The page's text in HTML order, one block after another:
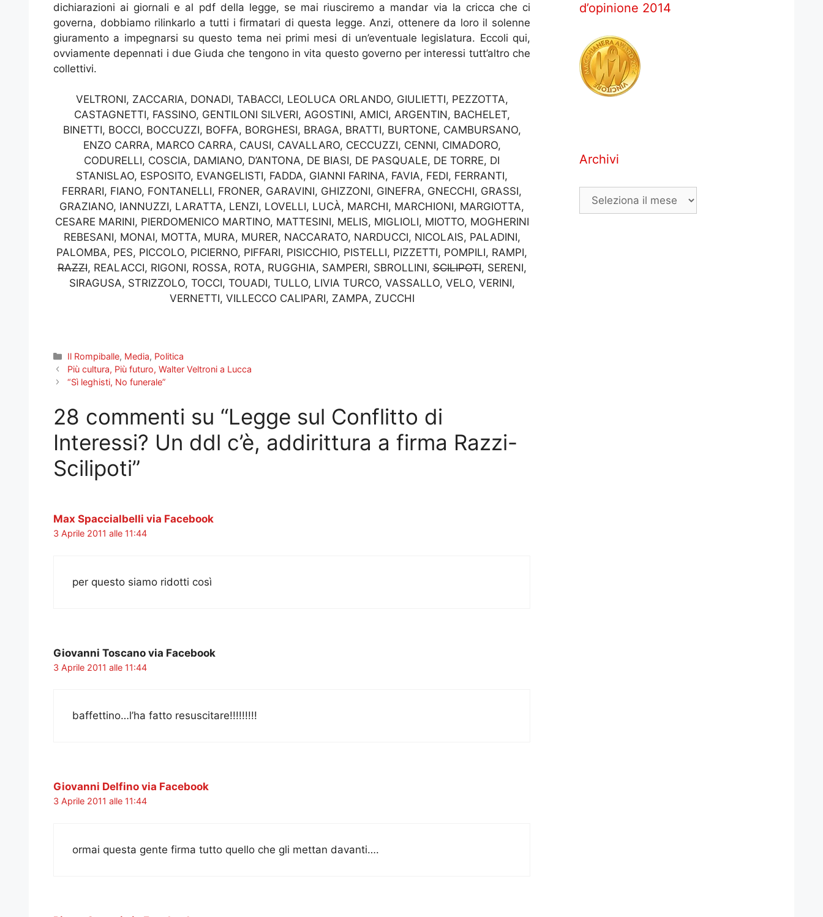
dichiarazioni ai giornali e al pdf della legge, se mai riusciremo a mandar via la cricca che ci
governa, dobbiamo rilinkarlo a tutti i firmatari di questa legge. Anzi, ottenere da loro il solenne
giuramento a impegnarsi su questo tema nei primi mesi di un’eventuale legislatura. Eccoli qui,
ovviamente depennati i due Giuda che tengono in vita questo governo per interessi tutt’altro che
collettivi.
VELTRONI, ZACCARIA, DONADI, TABACCI, LEOLUCA ORLANDO, GIULIETTI, PEZZOTTA,
CASTAGNETTI, FASSINO, GENTILONI SILVERI, AGOSTINI, AMICI, ARGENTIN, BACHELET,
BINETTI, BOCCI, BOCCUZZI, BOFFA, BORGHESI, BRAGA, BRATTI, BURTONE, CAMBURSANO,
ENZO CARRA, MARCO CARRA, CAUSI, CAVALLARO, CECCUZZI, CENNI, CIMADORO,
CODURELLI, COSCIA, DAMIANO, D’ANTONA, DE BIASI, DE PASQUALE, DE TORRE, DI
STANISLAO, ESPOSITO, EVANGELISTI, FADDA, GIANNI FARINA, FAVIA, FEDI, FERRANTI,
FERRARI, FIANO, FONTANELLI, FRONER, GARAVINI, GHIZZONI, GINEFRA, GNECCHI, GRASSI,
GRAZIANO, IANNUZZI, LARATTA, LENZI, LOVELLI, LUCÀ, MARCHI, MARCHIONI, MARGIOTTA,
CESARE MARINI, PIERDOMENICO MARTINO, MATTESINI, MELIS, MIGLIOLI, MIOTTO, MOGHERINI
REBESANI, MONAI, MOTTA, MURA, MURER, NACCARATO, NARDUCCI, NICOLAIS, PALADINI,
PALOMBA, PES, PICCOLO, PICIERNO, PIFFARI, PISICCHIO, PISTELLI, PIZZETTI, POMPILI, RAMPI,
RAZZI, REALACCI, RIGONI, ROSSA, ROTA, RUGGHIA, SAMPERI, SBROLLINI,SCILIPOTI, SERENI,
SIRAGUSA, STRIZZOLO, TOCCI, TOUADI, TULLO, LIVIA TURCO, VASSALLO, VELO, VERINI,
VERNETTI, VILLECCO CALIPARI, ZAMPA, ZUCCHI
Categorie
Il Rompiballe, Media, Politica
Più cultura, Più futuro, Walter Veltroni a Lucca
“Sì leghisti, No funerale”
28 commenti su “Legge sul Conflitto di
Interessi? Un ddl c’è, addirittura a firma Razzi-
Scilipoti”
Max Spaccialbelli via Facebook
3 Aprile 2011 alle 11:44
per questo siamo ridotti così
Giovanni Toscano via Facebook
3 Aprile 2011 alle 11:44
baffettino…l’ha fatto resuscitare!!!!!!!!!
Giovanni Delfino via Facebook
3 Aprile 2011 alle 11:44
ormai questa gente firma tutto quello che gli mettan davanti….
d’opinione 2014
Archivi
Archivi